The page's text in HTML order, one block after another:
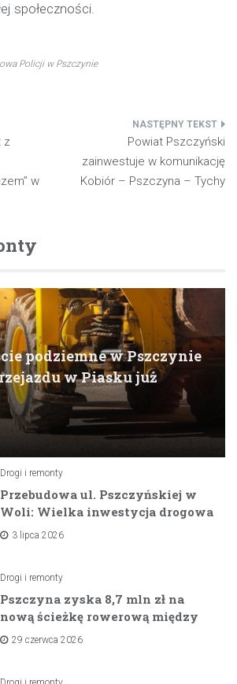
społeczności.
Policji w Pszczynie
z
w
Powiat Pszczyński
zainwestuje w komunikację
Kobiór – Pszczyna – Tychy
podziemne w Pszczynie
w Piasku już
Drogi i remonty
Przebudowa ul. Pszczyńskiej w
Woli: Wielka inwestycja drogowa
na horyzoncie
3 lipca 2026
Drogi i remonty
Pszczyna zyska 8,7 mln zł na
nową ścieżkę rowerową między
zaporami
29 czerwca 2026